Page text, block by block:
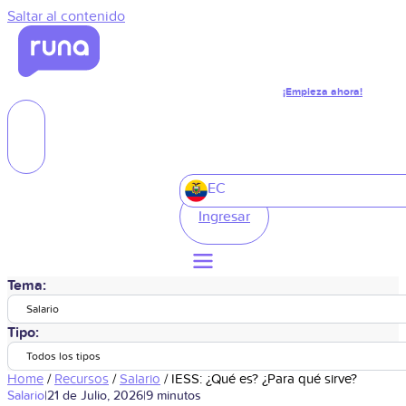
Saltar al contenido
¡Empieza ahora!
EC
Ingresar
Tema:
Salario
Tipo:
Todos los tipos
Home / Recursos /Salario / IESS: ¿Qué es? ¿Para qué sirve?
Salario|21 de Julio, 2026|9 minutos